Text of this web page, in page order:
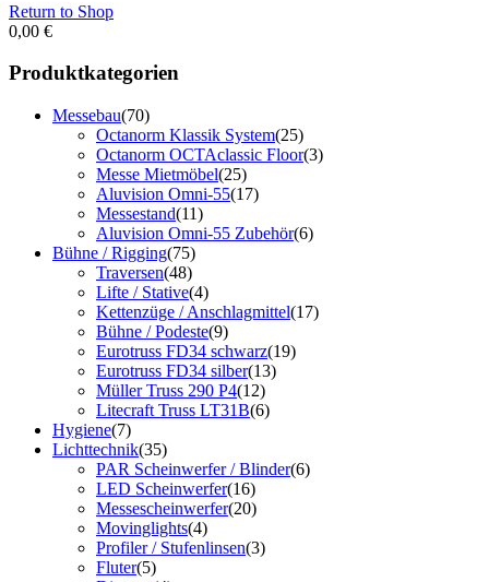
Return to Shop
0,00 €
Produktkategorien
Messebau(70)
Octanorm Klassik System(25)
Octanorm OCTAclassic Floor(3)
Messe Mietmöbel(25)
Aluvision Omni-55(17)
Messestand(11)
Aluvision Omni-55 Zubehör(6)
Bühne / Rigging(75)
Traversen(48)
Lifte / Stative(4)
Kettenzüge / Anschlagmittel(17)
Bühne / Podeste(9)
Eurotruss FD34 schwarz(19)
Eurotruss FD34 silber(13)
Müller Truss 290 P4(12)
Litecraft Truss LT31B(6)
Hygiene(7)
Lichttechnik(35)
PAR Scheinwerfer / Blinder(6)
LED Scheinwerfer(16)
Messescheinwerfer(20)
Movinglights(4)
Profiler / Stufenlinsen(3)
Fluter(5)